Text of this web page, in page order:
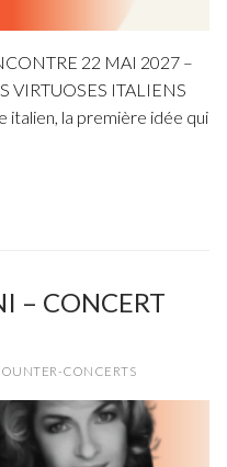
22 MAI 2027 –
VIRTUOSES ITALIENS
italien, la première idée qui
– CONCERT
CONCERTS